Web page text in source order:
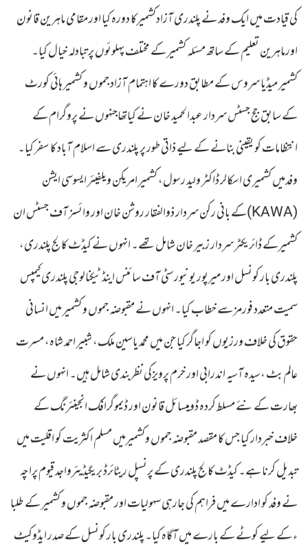
کی قیادت میں ایک وفد نے پلندری آزادکشمیرکا دورہ کیا اور مقامی ماہرین قانون
اورماہرین تعلیم کے ساتھ مسئلہ کشمیر کے مختلف پہلوئوں پر تبادلہ خیال کیا۔
کشمیر میڈیا سروس کے مطابق دورے کا اہتمام آزاد جموں و کشمیر ہائی کورٹ
کے سابق جج جسٹس سردار عبدالحمید خان نے کیاتھاجنہوں نے پروگرام کے
انتظامات کو یقینی بنانے کے لیے ذاتی طور پر پلندری سے اسلام آباد کا سفر کیا۔
وفدمیں کشمیری اسکالر ڈاکٹر ولید رسول، کشمیر امریکن ویلفیئر ایسوسی ایشن
(KAWA)کے بانی رکن سردار ذوالفقار روشن خان اور وائسز آف جسٹس ان
کشمیرکے ڈائریکٹر سردار زبیر خان شامل تھے۔ انہوں نے کیڈٹ کالج پلندری،
پلندری بار کونسل اور میرپور یونیورسٹی آف سائنس اینڈ ٹیکنالوجی پلندری کیمپس
سمیت متعدد فورمز سے خطاب کیا۔ انہوں نے مقبوضہ جموں و کشمیر میں انسانی
حقوق کی خلاف ورزیوں کو اجاگر کیا جن میں محمد یاسین ملک، شبیر احمد شاہ، مسرت
عالم بٹ ،سیدہ آسیہ اندرابی اور خرم پرویزکی نظربندی شامل ہیں۔ انہوں نے
بھارت کے نئے مسلط کردہ ڈومیسائل قانون اور ڈیموگرافک انجینئرنگ کے
خلاف خبردار کیا جس کا مقصد مقبوضہ جموں وکشمیرمیں مسلم اکثریت کو اقلیت میں
تبدیل کرنا ہے۔ کیڈٹ کالج پلندری کے پرنسپل ریٹائرڈ بریگیڈیئرواجد قیوم پراچہ
نے وفد کو ادارے میں فراہم کی جارہی سہولیات اور مقبوضہ جموں و کشمیر کے طلبا
ء کے لیے کوٹے کے بارے میں آگاہ کیا۔ پلندری بار کونسل کے صدر ایڈوکیٹ